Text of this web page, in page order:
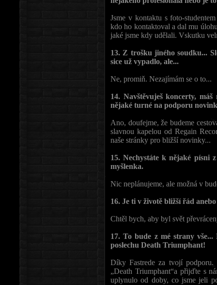
Jsme v kontaktu s foto-
kdo ho kontaktoval a dal mu
jaké jsme kdy udělali. Vskutku
13. Z trošku jiného soudku...
sice už vypadlo, ale...
Ne, promiň. Nezajímám se o to...
14. Navštěvuješ koncerty,
nějaké turné na podporu
Ano, doufejme, že budeme
slavnou kapelou od Regain
naše stránky pro bližší novinky...
15. Nechystáte k nějaké písni
myšlenka.
Nic neplánujeme, ale možná v
16. Je ti v životě bližší řád anebo
Chtěl bych, aby byl svět
17. To bude z mé strany
poslechu Death Triumphant!
Díky Fastrede za tvojí
„Death Triumphant“a přijďte s
uplynulo od doby, co jsme jeli